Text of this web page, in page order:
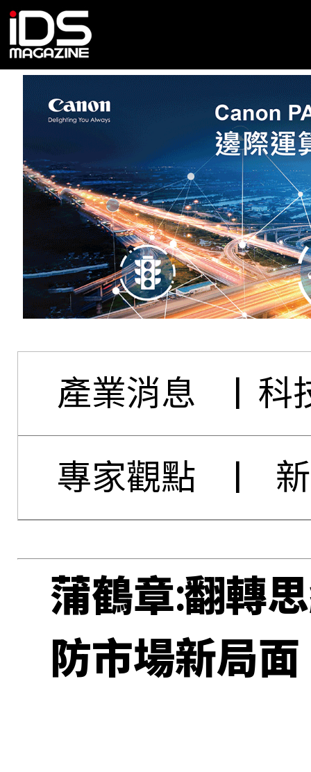
產業消息 | 科
專家觀點
|
蒲鶴章:翻轉
防市場新局面